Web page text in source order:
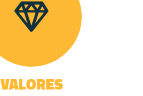
VALORES